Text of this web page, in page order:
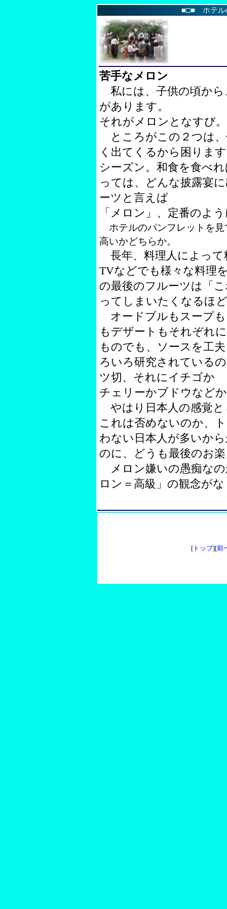
■□■ ホテル
苦手なメロン
私には、子供の頃か
があります。
それがメロンとなすび。
ところがこの２つは
く出てくるから困りま
シーズン。和食を食べ
っては、どんな披露宴
ーツと言えば
「メロン」、定番のよ
ホテルのパンフレットを見
高いかどちらか。
長年、料理人によって
TVなどでも様々な料理
の最後のフルーツは「
ってしまいたくなるほ
オードブルもスープ
もデザートもそれぞれ
ものでも、ソースを工
ろいろ研究されている
ツ切、それにイチゴか
チェリーかブドウなど
やはり日本人の感覚と
これは否めないのか、
わない日本人が多いか
のに、どうも最後のお
メロン嫌いの愚痴な
ロン＝高級」の観念が
[トップ][前